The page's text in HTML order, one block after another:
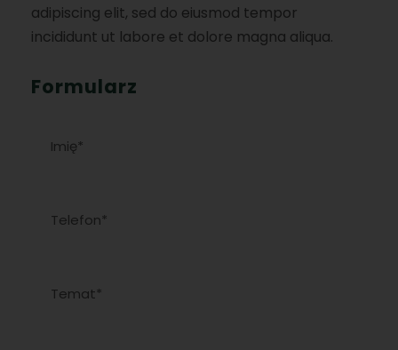
adipiscing elit, sed do eiusmod tempor
incididunt ut labore et dolore magna aliqua.
Formularz